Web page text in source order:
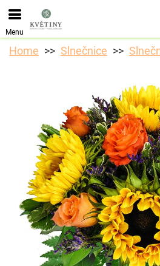
Objednávky prijímame
Najskorší možný termín
Menu
Home Slnečnice